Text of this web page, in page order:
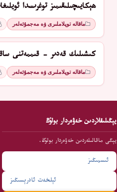
ھېكايىچىلىقىمىز توغرىسدا
ماقالە توپلاملىرى ۋە مەجمۇئەلەر
كىشىلىك قەدىر - قىممەتنى
ماقالە توپلاملىرى ۋە مەجمۇئەلەر
يېڭىلىقلاردىن خەۋەردار بولۇڭ
يېڭى ماقالىلەردىن خەۋەردار بولۇڭ.